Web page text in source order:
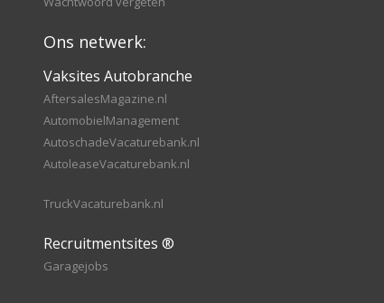
Ons netwerk:
Vaksites Autobranche
AftersalesMagazine.nl
AutomobielManagement
AutoschadeVacaturebank.nl
AutoleaseVacaturebank.nl
TruckVacaturebank.nl
Recruitmentsites ®
Garagejobs